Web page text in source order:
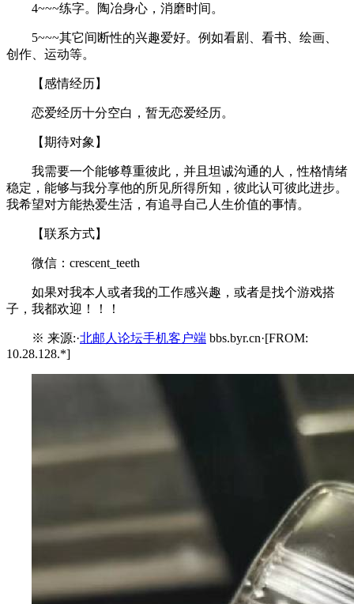
4~~~练字。陶冶身心，消磨时间。
5~~~其它间断性的兴趣爱好。例如看剧、看书、绘画、
创作、运动等。
【感情经历】
恋爱经历十分空白，暂无恋爱经历。
【期待对象】
我需要一个能够尊重彼此，并且坦诚沟通的人，性格情绪
稳定，能够与我分享他的所见所得所知，彼此认可彼此进步。
我希望对方能热爱生活，有追寻自己人生价值的事情。
【联系方式】
微信：crescent_teeth
如果对我本人或者我的工作感兴趣，或者是找个游戏搭
子，我都欢迎！！！
※ 来源:·北邮人论坛手机客户端 bbs.byr.cn·[FROM:
10.28.128.*]